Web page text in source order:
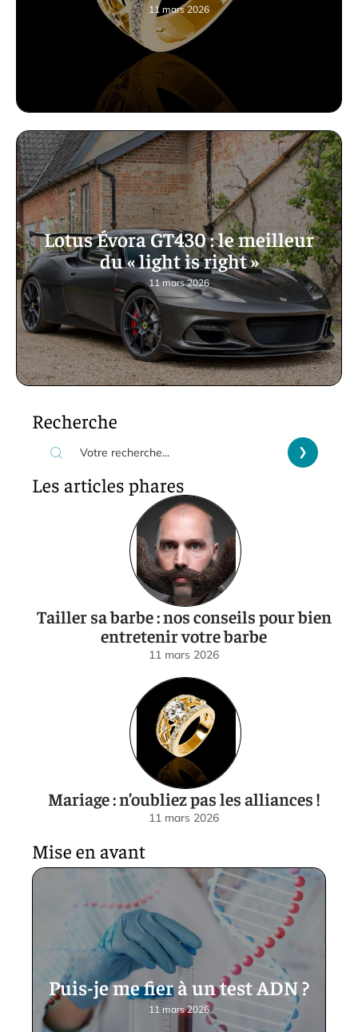
11 mars 2026
Lotus Évora GT430 : le meilleur
du « light is right »
11 mars 2026
Recherche
Les articles phares
Tailler sa barbe : nos conseils pour bien
entretenir votre barbe
11 mars 2026
Mariage : n’oubliez pas les alliances !
11 mars 2026
Mise en avant
Puis-je me fier à un test ADN ?
11 mars 2026